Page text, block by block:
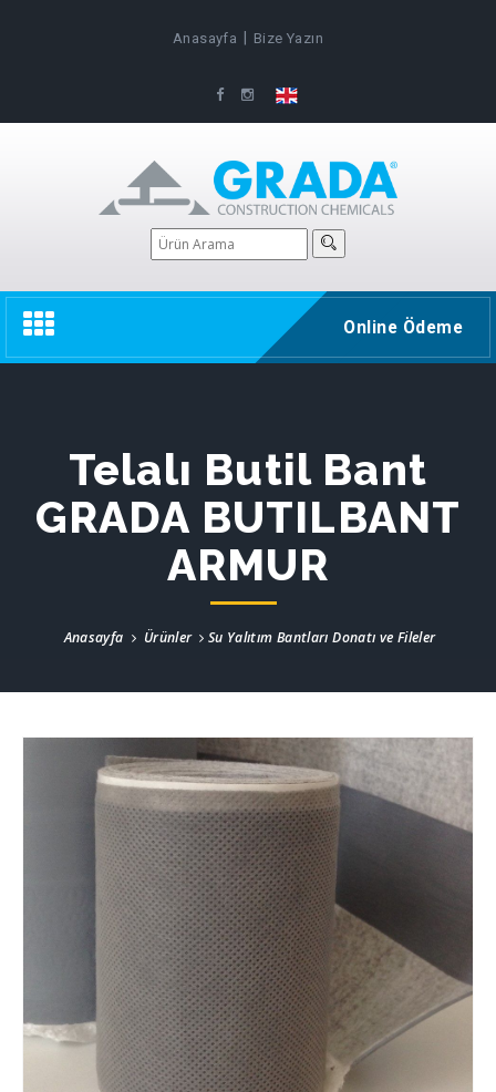
Anasayfa Bize Yazın
Toggle
navigation
Online Ödeme
Telalı Butil Bant
GRADA BUTILBANT
ARMUR
Anasayfa Ürünler Su Yalıtım Bantları Donatı ve Fileler